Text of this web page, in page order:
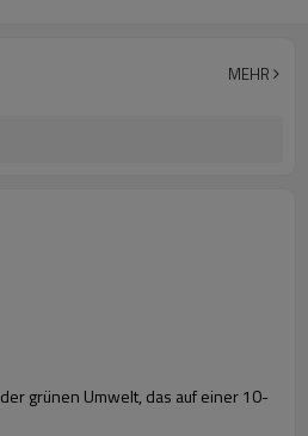
MEHR
grünen Umwelt, das auf einer 10-